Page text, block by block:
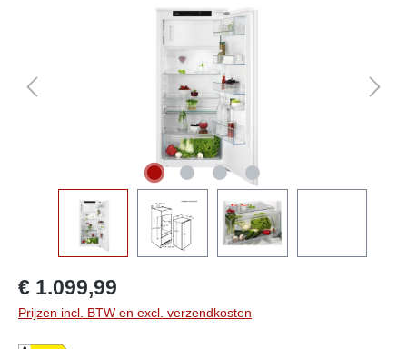
€ 1.099,99
Prijzen incl. BTW en excl. verzendkosten